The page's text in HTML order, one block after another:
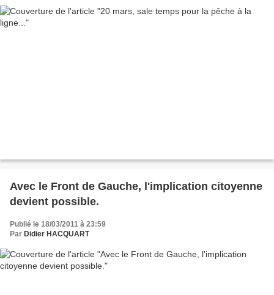
Avec le Front de Gauche, l'implication citoyenne
devient possible.
Publié le 18/03/2011 à 23:59
Par Didier HACQUART